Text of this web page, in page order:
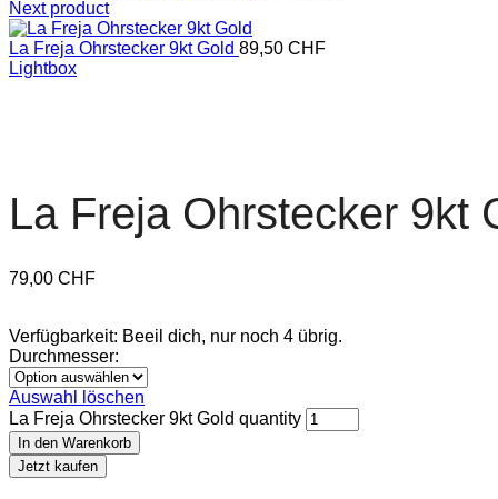
Next product
La Freja Ohrstecker 9kt Gold 89,50 CHF
Lightbox
La Freja Ohrstecker 9kt
79,00 CHF
Verfügbarkeit: Beeil dich, nur noch 4 übrig.
Durchmesser:
Auswahl löschen
La Freja Ohrstecker 9kt Gold quantity
In den Warenkorb
Jetzt kaufen